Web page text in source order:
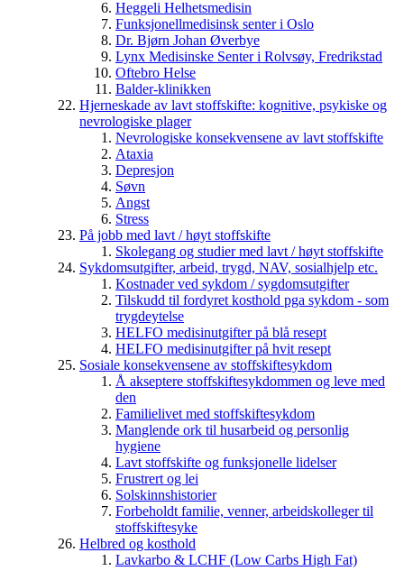
Heggeli Helhetsmedisin
Funksjonellmedisinsk senter i Oslo
Dr. Bjørn Johan Øverbye
Lynx Medisinske Senter i Rolvsøy, Fredrikstad
Oftebro Helse
Balder-klinikken
Hjerneskade av lavt stoffskifte: kognitive, psykiske og
nevrologiske plager
Nevrologiske konsekvensene av lavt stoffskifte
Ataxia
Depresjon
Søvn
Angst
Stress
På jobb med lavt / høyt stoffskifte
Skolegang og studier med lavt / høyt stoffskifte
Sykdomsutgifter, arbeid, trygd, NAV, sosialhjelp etc.
Kostnader ved sykdom / sygdomsutgifter
Tilskudd til fordyret kosthold pga sykdom - som
trygdeytelse
HELFO medisinutgifter på blå resept
HELFO medisinutgifter på hvit resept
Sosiale konsekvensene av stoffskiftesykdom
Å akseptere stoffskiftesykdommen og leve med
den
Familielivet med stoffskiftesykdom
Manglende ork til husarbeid og personlig
hygiene
Lavt stoffskifte og funksjonelle lidelser
Frustrert og lei
Solskinnshistorier
Forbeholdt familie, venner, arbeidskolleger til
stoffskiftesyke
Helbred og kosthold
Lavkarbo & LCHF (Low Carbs High Fat)